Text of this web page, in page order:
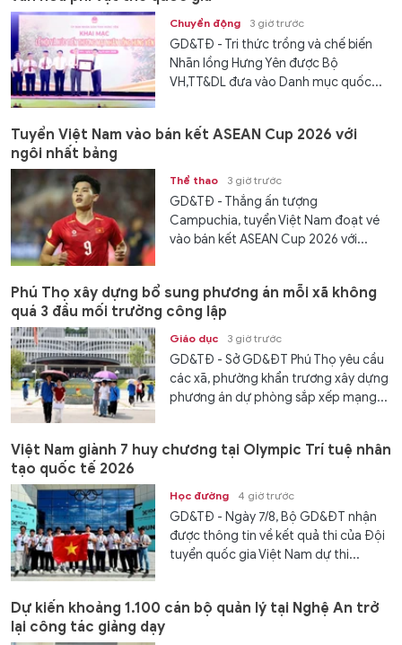
Chuyển động 3 giờ trước
GD&TĐ - Tri thức trồng và chế biến
Nhãn lồng Hưng Yên được Bộ
VH,TT&DL đưa vào Danh mục quốc...
Tuyển Việt Nam vào bán kết ASEAN Cup 2026 với
ngôi nhất bảng
Thể thao 3 giờ trước
GD&TĐ - Thắng ấn tượng
Campuchia, tuyển Việt Nam đoạt vé
vào bán kết ASEAN Cup 2026 với...
Phú Thọ xây dựng bổ sung phương án mỗi xã không
quá 3 đầu mối trường công lập
Giáo dục 3 giờ trước
GD&TĐ - Sở GD&ĐT Phú Thọ yêu cầu
các xã, phường khẩn trương xây dựng
phương án dự phòng sắp xếp mạng...
Việt Nam giành 7 huy chương tại Olympic Trí tuệ nhân
tạo quốc tế 2026
Học đường 4 giờ trước
GD&TĐ - Ngày 7/8, Bộ GD&ĐT nhận
được thông tin về kết quả thi của Đội
tuyển quốc gia Việt Nam dự thi...
Dự kiến khoảng 1.100 cán bộ quản lý tại Nghệ An trở
lại công tác giảng dạy